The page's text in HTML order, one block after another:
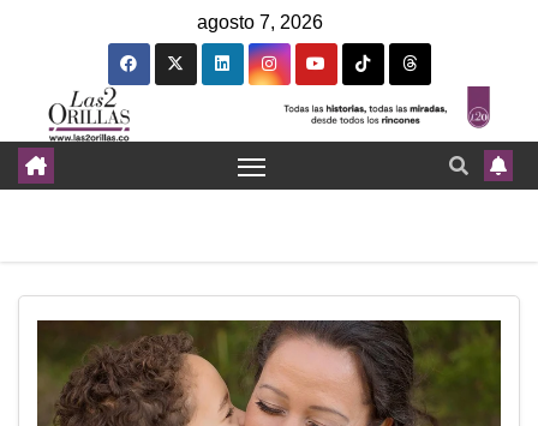
agosto 7, 2026